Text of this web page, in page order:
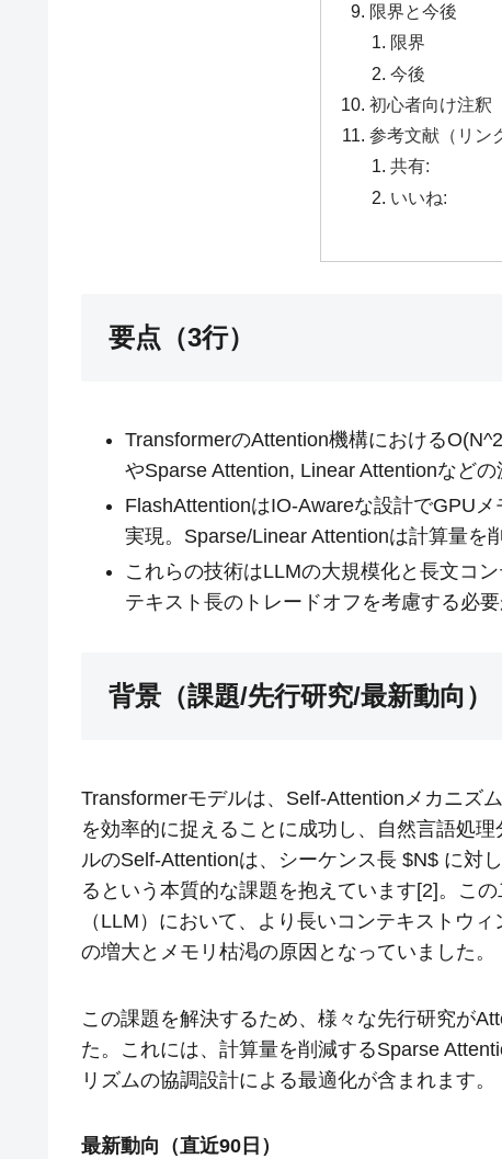
限界と今後
限界
今後
初心者向け注釈
参考文献（リン
共有:
いいね:
要点（3行）
TransformerのAttention機構における
やSparse Attention, Linear Attentionなどの
FlashAttentionはIO-Awareな設計でGPU
実現。Sparse/Linear Attentionは計算量を
これらの技術はLLMの大規模化と長文コ
テキスト長のトレードオフを考慮する必要
背景（課題/先行研究/最新動向）
Transformerモデルは、Self-Attentionメカニズ
を効率的に捉えることに成功し、自然言語処
ルのSelf-Attentionは、シーケンス長 $N$ に対
るという本質的な課題を抱えています[2]。こ
（LLM）において、より長いコンテキストウ
の増大とメモリ枯渇の原因となっていました。
この課題を解決するため、様々な先行研究が
た。これには、計算量を削減するSparse
リズムの協調設計による最適化が含まれます。
最新動向（直近90日）